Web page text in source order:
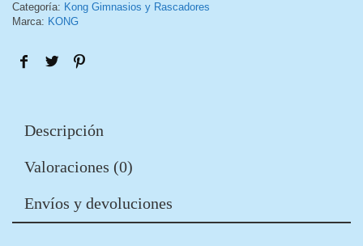
Categoría: Kong Gimnasios y Rascadores
Marca: KONG
Descripción
Valoraciones (0)
Envíos y devoluciones